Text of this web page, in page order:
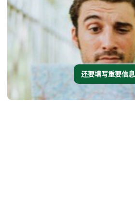
还要填写重要信息